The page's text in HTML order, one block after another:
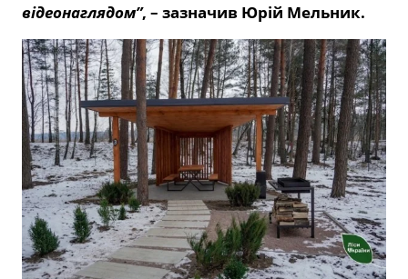
відеонаглядом”, – зазначив Юрій Мельник.